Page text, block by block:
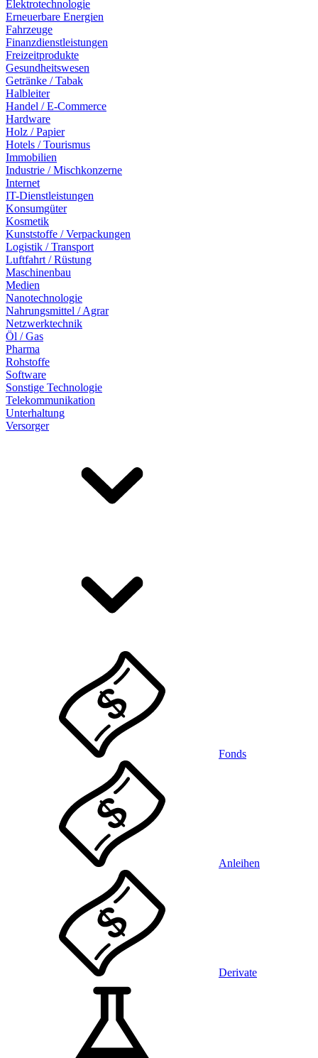
Elektrotechnologie
Erneuerbare Energien
Fahrzeuge
Finanzdienstleistungen
Freizeitprodukte
Gesundheitswesen
Getränke / Tabak
Halbleiter
Handel / E-Commerce
Hardware
Holz / Papier
Hotels / Tourismus
Immobilien
Industrie / Mischkonzerne
Internet
IT-Dienstleistungen
Konsumgüter
Kosmetik
Kunststoffe / Verpackungen
Logistik / Transport
Luftfahrt / Rüstung
Maschinenbau
Medien
Nanotechnologie
Nahrungsmittel / Agrar
Netzwerktechnik
Öl / Gas
Pharma
Rohstoffe
Software
Sonstige Technologie
Telekommunikation
Unterhaltung
Versorger
Fonds
Anleihen
Derivate